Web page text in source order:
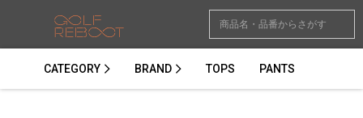
CATEGORY BRAND TOPS PANTS